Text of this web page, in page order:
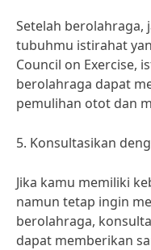
Setelah
tubuhmu istirahat
Council on Exercise,
berolahraga dapat
pemulihan otot dan
5. Konsultasikan
Jika kamu memiliki
namun tetap ingin
berolahraga,
dapat memberikan